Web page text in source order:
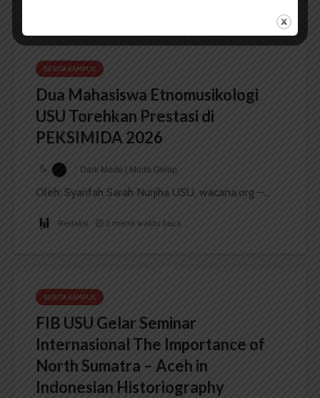
BERITA KAMPUS
Dua Mahasiswa Etnomusikologi
USU Torehkan Prestasi di
PEKSIMIDA 2026
Dark Mode | Moda Gelap
Oleh: Syarifah Sarah Nurjiha USU, wacana.org –...
Redaksi 2 menit waktu baca
BERITA KAMPUS
FIB USU Gelar Seminar
Internasional The Importance of
North Sumatra – Aceh in
Indonesian Historiography